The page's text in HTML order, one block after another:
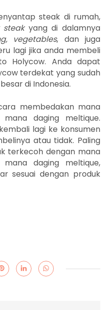
steak di rumah,
steakyang di dalamnya
vegetables, dan juga
lagi jika anda membeli
Holycow. Anda dapat
terdekat yang sudah
di Indonesia.
membedakan mana
daging meltique.
lagi ke konsumen
atau tidak. Paling
terkecoh dengan mana
daging meltique,
sesuai dengan produk